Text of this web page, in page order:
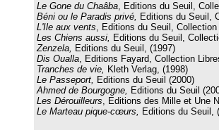
Le Gone du Chaâba, Editions du Seuil,
Béni ou le Paradis privé, Editions du Seuil,
L'Ile aux vents, Editions du Seuil,
Les Chiens aussi, Editions du Seuil,
Zenzela, Editions du Seuil, (1997)
Dis Oualla, Editions Fayard, Collection
Tranches de vie, Kleth Verlag, (1998)
Le Passeport, Editions du Seuil (2000)
Ahmed de Bourgogne, Editions du Seuil
Les Dérouilleurs, Editions des Mille et Une
Le Marteau pique-cœurs, Editions du Seuil,